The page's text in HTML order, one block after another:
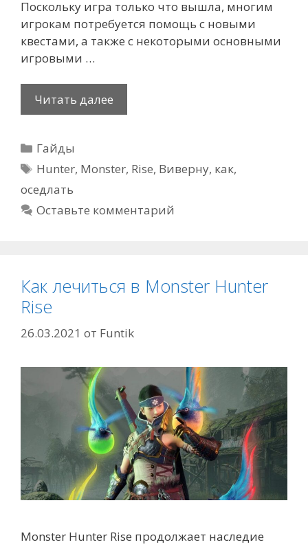
Поскольку игра только что вышла, многим
игрокам потребуется помощь с новыми
квестами, а также с некоторыми основными
игровыми …
Читать далее
оседлать
Monster
Рубрики
Гайды
Метки
Hunter, Monster, Rise, Виверну, как,
оседлать
Оставьте комментарий
Как лечиться в Monster Hunter
Rise
26.03.2021 от Funtik
Monster Hunter Rise продолжает наследие